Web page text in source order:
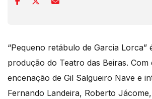
“Pequeno retábulo de Garcia Lorca”
produção do Teatro das Beiras. Com
encenação de Gil Salgueiro Nave e
Fernando Landeira, Roberto